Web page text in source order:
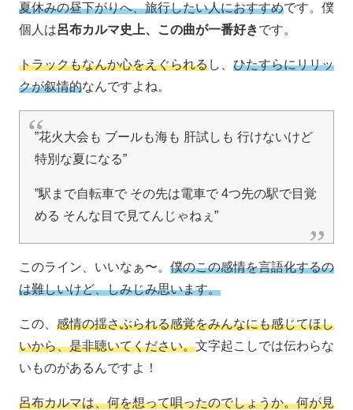
夏休みの昼下がりへ、旅行したい人におすすめです。僕
個人は呂布カルマ史上、この曲が一番好きです。
トラックもなんか心をえぐられるし、 ひたすらにリリッ
クが叙情的なんですよね。
”花火大会も ブールも海も 肝試しも 行けないけど
特別な夏になる”
”駅まで自転車で その先は電車で 4つ先の駅で目覚
める そんな目で見てんじゃねぇ”
このライン、いいなぁ〜。 僕のこの感情を言語化するの
は難しいけど、しみじみ思います。
この、 感情の揺さぶられる感覚をみんなにも感じてほし
いから、是非聴いてください。文字起こしでは伝わらな
いものがあるんですよ！
呂布カルマは、何を想って唄ったのでしょうか。何が見